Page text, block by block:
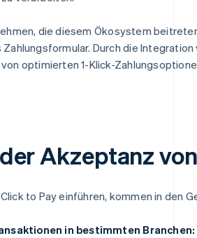
die diesem Ökosystem
Durch die
von optimierten 1-Klick-
Akzeptanz
to Pay einführen, kommen in den
in bestimmten Branchen: